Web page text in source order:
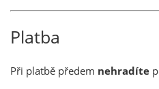
Platba
Při platbě předem nehradíte